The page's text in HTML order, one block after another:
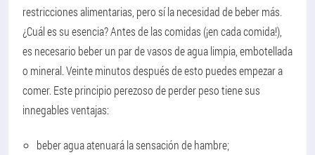
restricciones alimentarias, pero sí la necesidad de beber más.
¿Cuál es su esencia? Antes de las comidas (¡en cada comida!),
es necesario beber un par de vasos de agua limpia, embotellada
o mineral. Veinte minutos después de esto puedes empezar a
comer. Este principio perezoso de perder peso tiene sus
innegables ventajas:
beber agua atenuará la sensación de hambre;